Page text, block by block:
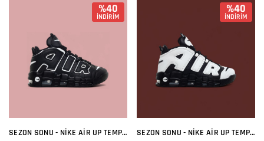
%40
İNDİRİM
SEZON SONU - NIKE AIR UP TEMPO SIYAH BEYAZ
%40
İNDİRİM
SEZON SONU - NIKE AIR UP TEMPO ZEBRA